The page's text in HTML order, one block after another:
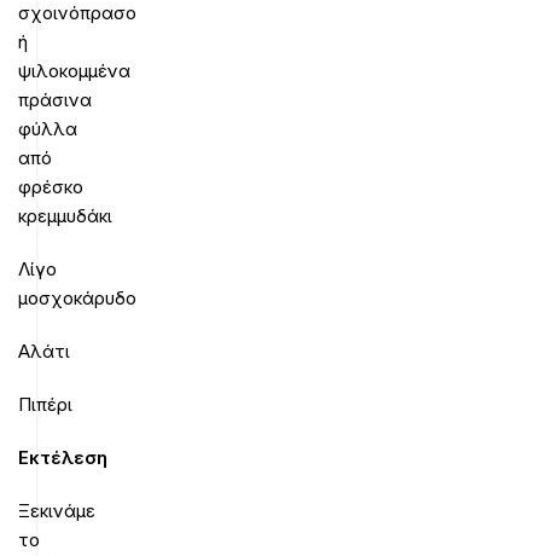
σχοινόπρασο
ή
ψιλοκομμένα
πράσινα
φύλλα
από
φρέσκο
κρεμμυδάκι
Λίγο
μοσχοκάρυδο
Αλάτι
Πιπέρι
Εκτέλεση
Ξεκινάμε
το